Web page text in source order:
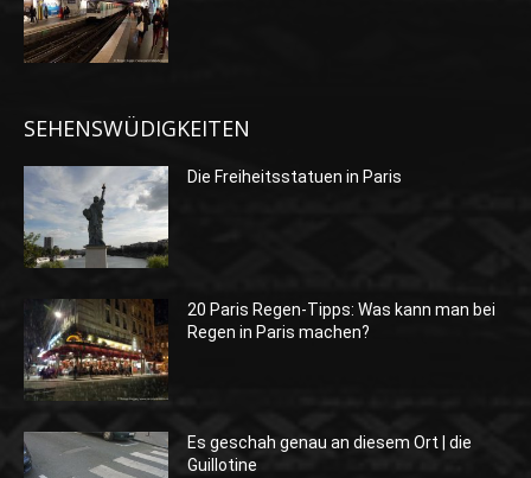
SEHENSWÜDIGKEITEN
Die Freiheitsstatuen in Paris
20 Paris Regen-Tipps: Was kann man bei
Regen in Paris machen?
Es geschah genau an diesem Ort | die
Guillotine